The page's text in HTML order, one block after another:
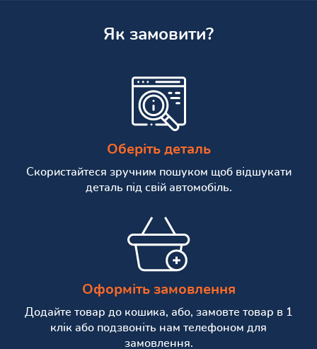
Як замовити?
Оберіть деталь
Скористайтеся зручним пошуком щоб відшукати
деталь під свій автомобіль.
Оформіть замовлення
Додайте товар до кошика, або, замовте товар в 1
клік або подзвоніть нам телефоном для
замовлення.